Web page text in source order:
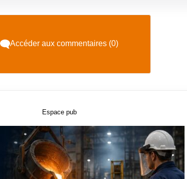
Accéder aux commentaires (0)
Espace pub